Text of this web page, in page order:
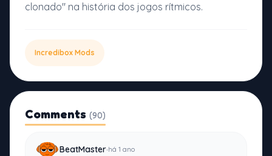
clonado" na história dos jogos rítmicos.
Incredibox Mods
Comments (90)
BeatMaster·há 1 ano